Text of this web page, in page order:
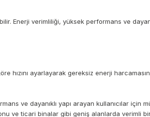
Enerji verimliliği, yüksek performans ve
hızını ayarlayarak gereksiz enerji
ve dayanıklı yapı arayan kullanıcılar için
ve ticari binalar gibi geniş alanlarda verimli bir